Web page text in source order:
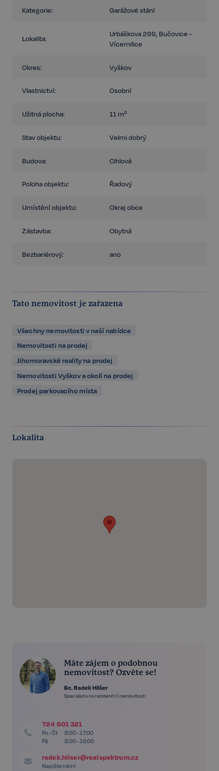
Kategorie: Garážové stání
Lokalita:
Urbáškova 299, Bučovice -
Vícemilice
Okres: Vyškov
Vlastnictví: Osobní
Užitná plocha: 11 m²
Stav objektu: Velmi dobrý
Budova: Cihlová
Poloha objektu: Řadový
Umístění objektu: Okraj obce
Zástavba: Obytná
Bezbariérový: ano
Tato nemovitost je zařazena
Všechny nemovitosti v naší nabídce
Nemovitosti na prodej
Jihomoravské reality na prodej
Nemovitosti Vyškov a okolí na prodej
Prodej parkovacího místa
Lokalita
Máte zájem o podobnou
nemovitost? Ozvěte se!
Bc. Radek Hilšer
Specialista na rezidenční nemovitosti
724 601 321
Po - Čt
8:00 - 17:00
Pá
8:00 - 16:00
radek.hilser@realspektrum.cz
Napište nám!